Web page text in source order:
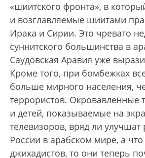
«шиитского фронта», в
и возглавляемые шиитами
Ирака и Сирии. Это чревато
суннитского большинства в
Саудовская Аравия уже
Кроме того, при бомбежках
больше мирного населения,
террористов. Окровавленные
и детей, показываемые на
телевизоров, вряд ли улучшат
России в арабском мире, а что
джихадистов, то они теперь